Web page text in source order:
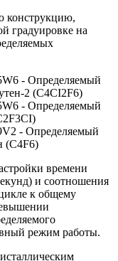
конструкцию,
градуировке на
- Определяемый
2 (C4CI2F6)
- Определяемый
- Определяемый
(C4F6)
времени
и соотношения
к общему
режим работы.